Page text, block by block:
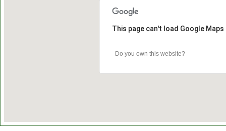
This page can't load Google
Do you own this website?